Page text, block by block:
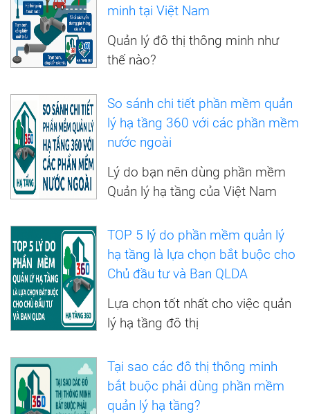
minh tại Việt Nam
Quản lý đô thị thông minh như
thế nào?
So sánh chi tiết phần mềm quản
lý hạ tầng 360 với các phần mềm
nước ngoài
Lý do bạn nên dùng phần mềm
Quản lý hạ tầng của Việt Nam
TOP 5 lý do phần mềm quản lý
hạ tầng là lựa chọn bắt buộc cho
Chủ đầu tư và Ban QLDA
Lựa chọn tốt nhất cho việc quản
lý hạ tầng đô thị
Tại sao các đô thị thông minh
bắt buộc phải dùng phần mềm
quản lý hạ tầng?